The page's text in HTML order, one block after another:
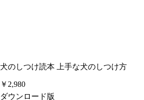
犬のしつけ読本 上手な犬のしつけ方
￥2,980
ダウンロード版